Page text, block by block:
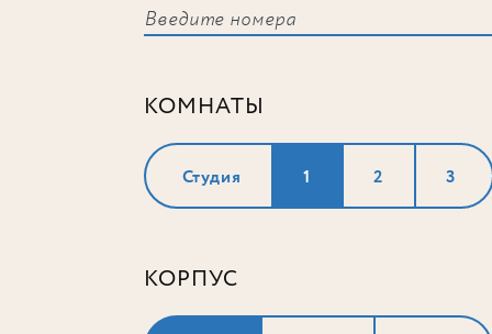
КОМНАТЫ
Студия 1 2 3
КОРПУС